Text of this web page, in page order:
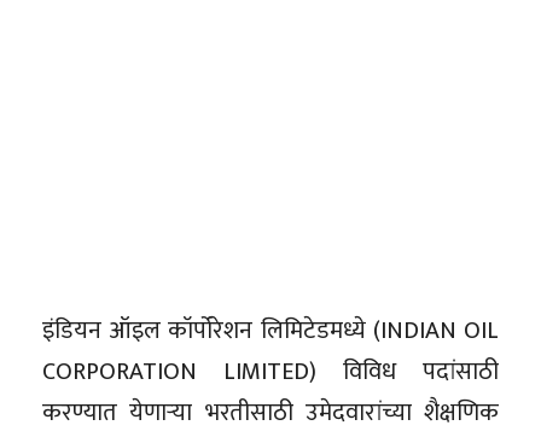
इंडियन ऑइल कॉर्पोरेशन लिमिटेडमध्ये (INDIAN OIL
CORPORATION LIMITED) विविध पदांसाठी
करण्यात येणाऱ्या भरतीसाठी उमेदवारांच्या शैक्षणिक